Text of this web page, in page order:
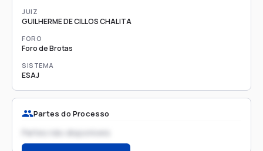
JUIZ
GUILHERME DE CILLOS CHALITA
FORO
Foro de Brotas
SISTEMA
ESAJ
Partes do Processo
Partes não disponíveis